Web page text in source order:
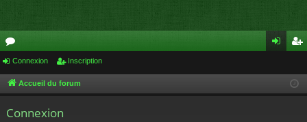
or
u cri
Connexion Inscription
Accueil du forum
Connexion